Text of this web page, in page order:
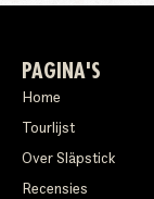
PAGINA'S
Home
Tourlijst
Over Släpstick
Recensies